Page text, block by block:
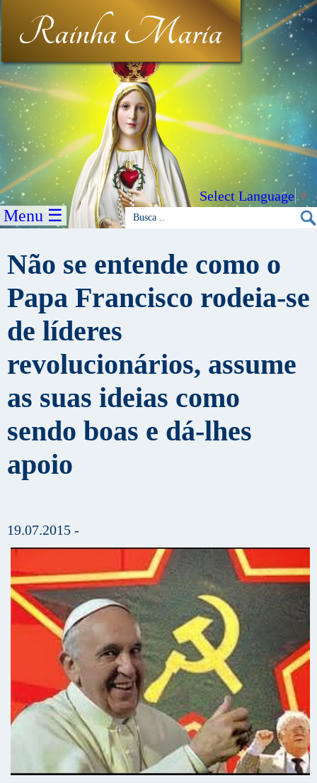
Rainha Maria
Select Language ▼
Menu ☰
Não se entende como o
Papa Francisco rodeia-se
de líderes
revolucionários, assume
as suas ideias como
sendo boas e dá-lhes
apoio
19.07.2015 -